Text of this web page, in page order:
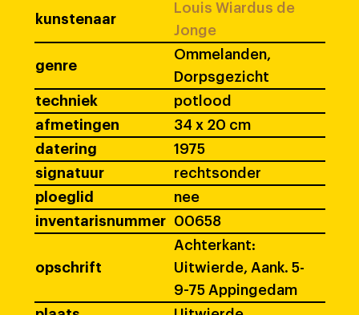
kunstenaar
Louis Wiardus de
Jonge
genre
Ommelanden,
Dorpsgezicht
techniek
potlood
afmetingen
34 x 20 cm
datering
1975
signatuur
rechtsonder
ploeglid
nee
inventarisnummer
00658
opschrift
Achterkant:
Uitwierde, Aank. 5-
9-75 Appingedam